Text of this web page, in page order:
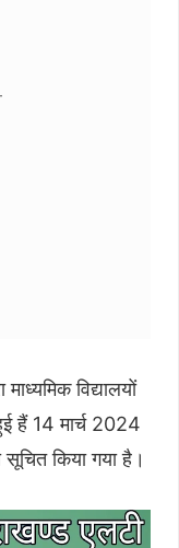
विद्यालयों
हैं 14 मार्च 2024
सूचित किया गया है।